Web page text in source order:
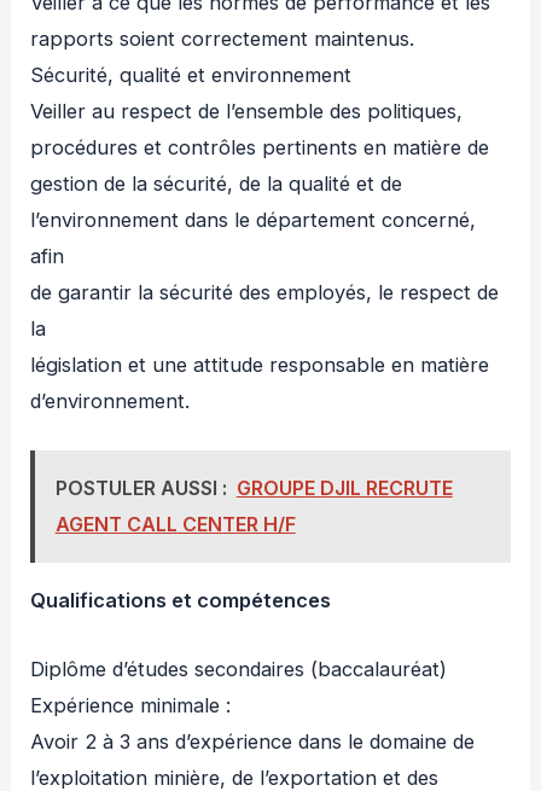
rapports soient correctement maintenus.
Sécurité, qualité et environnement
Veiller au respect de l’ensemble des politiques,
procédures et contrôles pertinents en matière de
gestion de la sécurité, de la qualité et de
l’environnement dans le département concerné,
afin
de garantir la sécurité des employés, le respect de
la
législation et une attitude responsable en matière
d’environnement.
POSTULER AUSSI : GROUPE DJIL RECRUTE
AGENT CALL CENTER H/F
Qualifications et compétences
Diplôme d’études secondaires (baccalauréat)
Expérience minimale :
Avoir 2 à 3 ans d’expérience dans le domaine de
l’exploitation minière, de l’exportation et des